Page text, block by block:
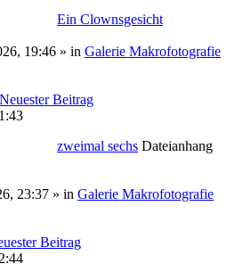
Ein Clownsgesicht
19:46 » in Galerie Makrofotografie
Neuester Beitrag
zweimal sechs Dateianhang
23:37 » in Galerie Makrofotografie
Beitrag